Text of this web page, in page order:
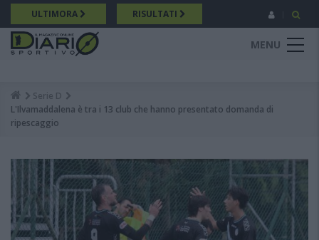
Salta
al
contenuto
principale
ULTIMORA RISULTATI
MENU
Breadcrumb
Serie D
L'Ilvamaddalena è tra i 13 club che hanno presentato domanda di
ripescaggio